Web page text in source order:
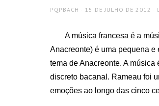
AUTHOR
PQPBACH
POSTED
15 DE JULHO DE 2012
A música francesa é a
Anacreonte) é uma pequena
tema de Anacreonte. A
discreto bacanal. Rameau foi
emoções ao longo das cinco